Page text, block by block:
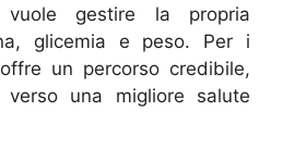
gestire la propria
glicemia e peso. Per i
un percorso credibile,
una migliore salute